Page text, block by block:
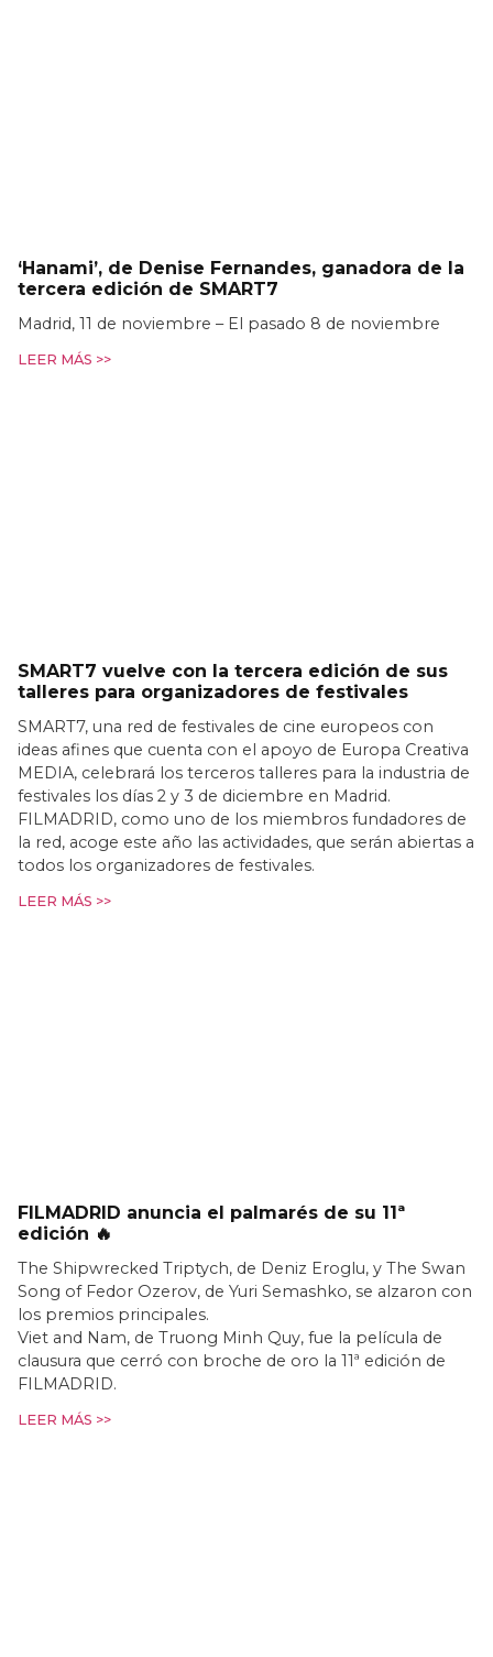
‘Hanami’, de Denise Fernandes, ganadora de la
tercera edición de SMART7
Madrid, 11 de noviembre – El pasado 8 de noviembre
LEER MÁS >>
SMART7 vuelve con la tercera edición de sus
talleres para organizadores de festivales
SMART7, una red de festivales de cine europeos con
ideas afines que cuenta con el apoyo de Europa Creativa
MEDIA, celebrará los terceros talleres para la industria de
festivales los días 2 y 3 de diciembre en Madrid.
FILMADRID, como uno de los miembros fundadores de
la red, acoge este año las actividades, que serán abiertas a
todos los organizadores de festivales.
LEER MÁS >>
FILMADRID anuncia el palmarés de su 11ª
edición 🔥
The Shipwrecked Triptych, de Deniz Eroglu, y The Swan
Song of Fedor Ozerov, de Yuri Semashko, se alzaron con
los premios principales.
Viet and Nam, de Truong Minh Quy, fue la película de
clausura que cerró con broche de oro la 11ª edición de
FILMADRID.
LEER MÁS >>